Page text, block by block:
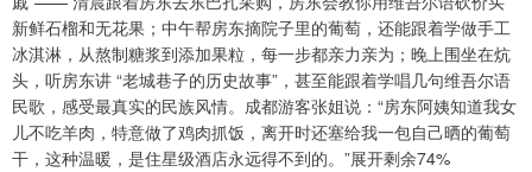
新鲜石榴和无花果；中午帮房东摘院子里的葡萄，还能跟着学做手工
冰淇淋，从熬制糖浆到添加果粒，每一步都亲力亲为；晚上围坐在炕
头，听房东讲 “老城巷子的历史故事”，甚至能跟着学唱几句维吾尔语
民歌，感受最真实的民族风情。成都游客张姐说：“房东阿姨知道我女
儿不吃羊肉，特意做了鸡肉抓饭，离开时还塞给我一包自己晒的葡萄
干，这种温暖，是住星级酒店永远得不到的。”展开剩余74%